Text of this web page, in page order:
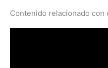
Contenido relacionado con